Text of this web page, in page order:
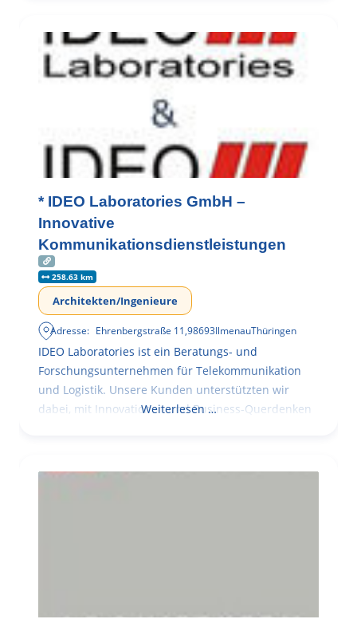
* IDEO Laboratories GmbH –
Innovative
Kommunikationsdienstleistungen
258.63 km
Architekten/Ingenieure
Adresse: Ehrenbergstraße 11,98693IlmenauThüringen
IDEO Laboratories ist ein Beratungs- und
Forschungsunternehmen für Telekommunikation
und Logistik. Unsere Kunden unterstützten wir
dabei, mit Innovationen und Business-Querdenken
Weiterlesen …